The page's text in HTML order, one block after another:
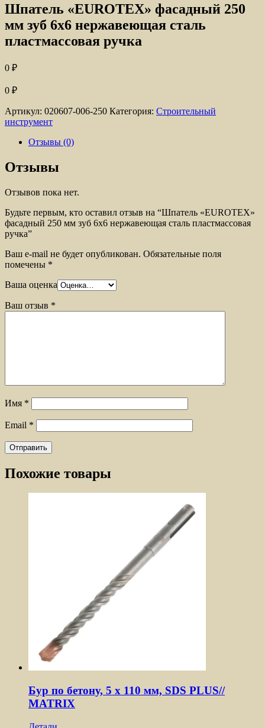
Шпатель «EUROTEX» фасадный 250
мм зуб 6х6 нержавеющая сталь
пластмассовая ручка
0 ₽
0 ₽
Артикул: 020607-006-250 Категория: Строительный
инструмент
Отзывы (0)
Отзывы
Отзывов пока нет.
Будьте первым, кто оставил отзыв на “Шпатель «EUROTEX»
фасадный 250 мм зуб 6х6 нержавеющая сталь пластмассовая
ручка”
Ваш e-mail не будет опубликован. Обязательные поля
помечены *
Ваша оценка
Ваш отзыв *
Имя *
Email *
Похожие товары
Бур по бетону, 5 x 110 мм, SDS PLUS//
MATRIX